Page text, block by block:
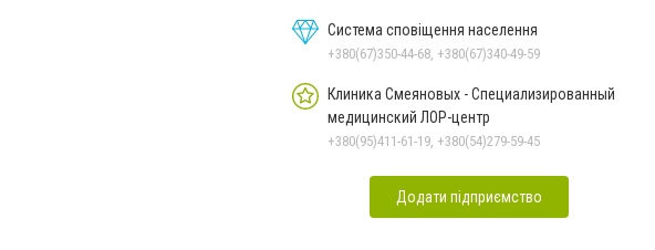
Система сповіщення населення
+380(67)350-44-68, +380(67)340-49-59
Клиника Смеяновых - Специализированный
медицинский ЛОР-центр
+380(95)411-61-19, +380(54)279-59-45
Додати підприємство